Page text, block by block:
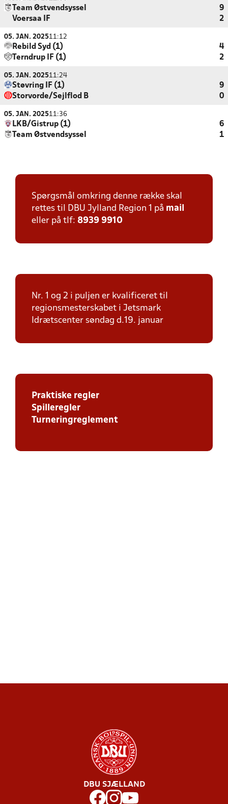
Team Østvendsyssel
9
Voersaa IF
2
05. JAN. 202511:12
Rebild Syd (1)
4
Terndrup IF (1)
2
05. JAN. 202511:24
Støvring IF (1)
9
Storvorde/Sejlflod B
0
05. JAN. 202511:36
LKB/Gistrup (1)
6
Team Østvendsyssel
1
Spørgsmål omkring denne række skal
rettes til DBU Jylland Region 1 på mail
eller på tlf: 8939 9910
Nr. 1 og 2 i puljen er kvalificeret til
regionsmesterskabet i Jetsmark
Idrætscenter søndag d.19. januar
Praktiske regler
Spilleregler
Turneringreglement
DBU SJÆLLAND